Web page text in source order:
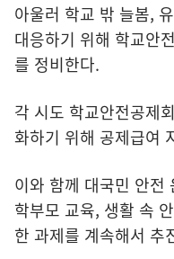
아울러 학교 밖 늘봄,
대응하기 위해 학교안
를 정비한다.
각 시도 학교안전공제
화하기 위해 공제급여
이와 함께 대국민 안전
학부모 교육, 생활 속
한 과제를 계속해서 추